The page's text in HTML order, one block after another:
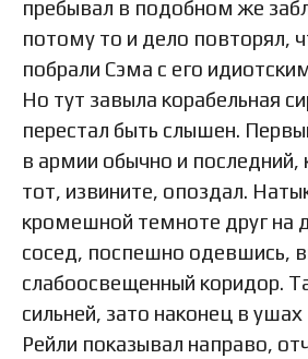
пребывал в подобном же
потому то и дело повторял,
побрали Сэма с его
Но тут завыла корабельная
перестал быть слышен.
в армии обычно и последний,
тот, извините, опоздал.
кромешной темноте друг на
сосед, поспешно одевшись,
слабоосвещенный коридор.
сильней, зато наконец в
Рейли показывал направо,